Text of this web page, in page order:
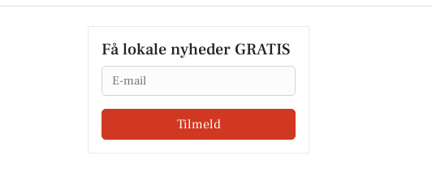
Få lokale nyheder GRATIS
Email
Tilmeld